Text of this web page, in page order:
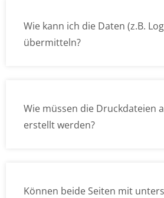
Wie kann ich die Daten (z.B.
übermitteln?
Wie müssen die Druckdateien
erstellt werden?
Können beide Seiten mit